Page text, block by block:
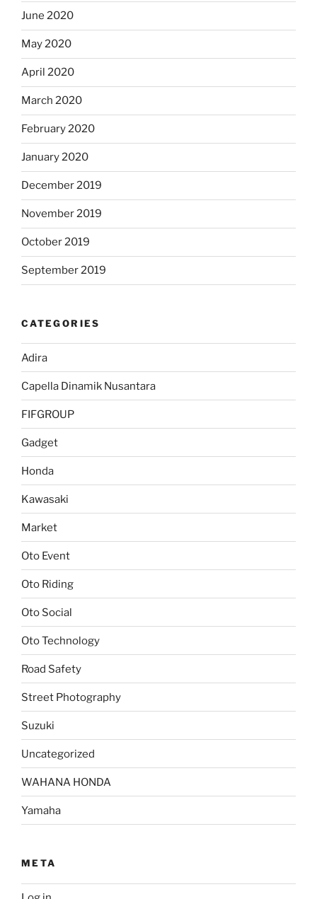
June 2020
May 2020
April 2020
March 2020
February 2020
January 2020
December 2019
November 2019
October 2019
September 2019
CATEGORIES
Adira
Capella Dinamik Nusantara
FIFGROUP
Gadget
Honda
Kawasaki
Market
Oto Event
Oto Riding
Oto Social
Oto Technology
Road Safety
Street Photography
Suzuki
Uncategorized
WAHANA HONDA
Yamaha
META